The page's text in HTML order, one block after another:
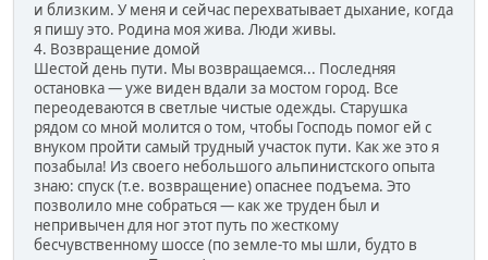
и близким. У меня и сейчас перехватывает дыхание, когда
я пишу это. Родина моя жива. Люди живы.
4. Возвращение домой
Шестой день пути. Мы возвращаемся... Последняя
остановка — уже виден вдали за мостом город. Все
переодеваются в светлые чистые одежды. Старушка
рядом со мной молится о том, чтобы Господь помог ей с
внуком пройти самый трудный участок пути. Как же это я
позабыла! Из своего небольшого альпинистского опыта
знаю: спуск (т.е. возвращение) опаснее подъема. Это
позволило мне собраться — как же труден был и
непривычен для ног этот путь по жесткому
бесчувственному шоссе (по земле-то мы шли, будто в